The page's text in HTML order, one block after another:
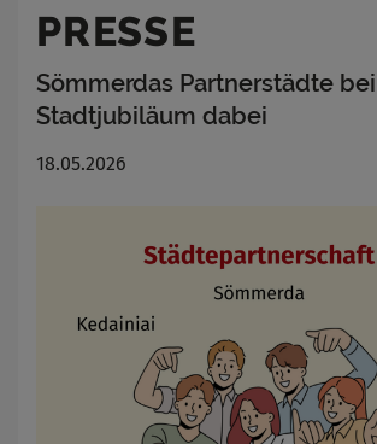
PRESSE
Sömmerdas Partnerstädte
Stadtjubiläum dabei
18.05.2026